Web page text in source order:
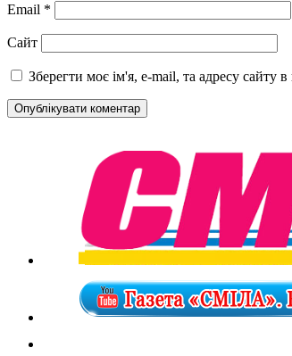
Email *
Сайт
Зберегти моє ім'я, e-mail, та адресу сайту